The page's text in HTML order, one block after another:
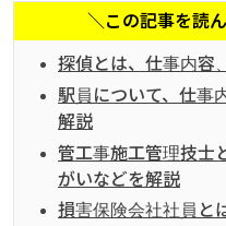
＼この記事を読
探偵とは、仕事内容
駅員について、仕事
解説
管工事施工管理技士
がいなどを解説
損害保険会社社員と